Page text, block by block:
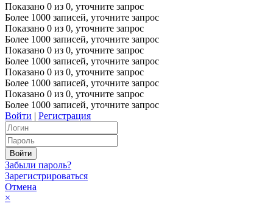
Показано 0 из 0, уточните запрос
Более 1000 записей, уточните запрос
Показано 0 из 0, уточните запрос
Более 1000 записей, уточните запрос
Показано 0 из 0, уточните запрос
Более 1000 записей, уточните запрос
Показано 0 из 0, уточните запрос
Более 1000 записей, уточните запрос
Показано 0 из 0, уточните запрос
Более 1000 записей, уточните запрос
Войти | Регистрация
Забыли пароль?
Зарегистрироваться
Отмена
×